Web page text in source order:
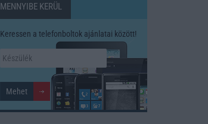
MENNYIBE KERÜL
Keressen a telefonboltok ajánlatai között!